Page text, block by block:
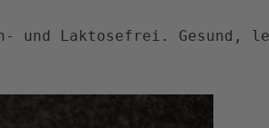
und Laktosefrei. Gesund,